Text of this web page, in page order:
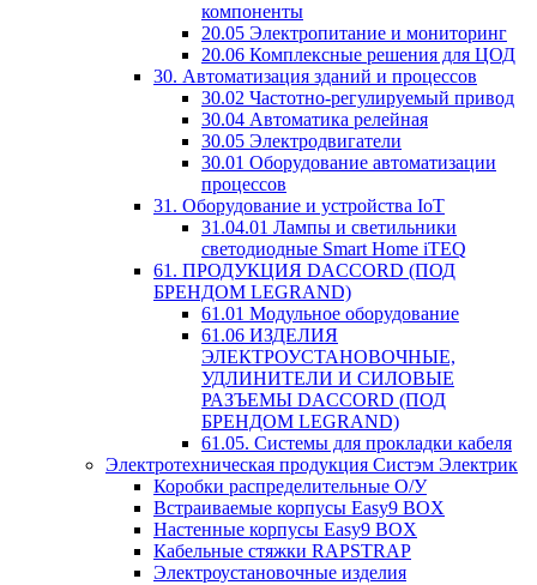
компоненты
20.05 Электропитание и мониторинг
20.06 Комплексные решения для ЦОД
30. Автоматизация зданий и процессов
30.02 Частотно-регулируемый привод
30.04 Автоматика релейная
30.05 Электродвигатели
30.01 Оборудование автоматизации
процессов
31. Оборудование и устройства IoT
31.04.01 Лампы и светильники
светодиодные Smart Home iTEQ
61. ПРОДУКЦИЯ DACCORD (ПОД
БРЕНДОМ LEGRAND)
61.01 Модульное оборудование
61.06 ИЗДЕЛИЯ
ЭЛЕКТРОУСТАНОВОЧНЫЕ,
УДЛИНИТЕЛИ И СИЛОВЫЕ
РАЗЪЕМЫ DACCORD (ПОД
БРЕНДОМ LEGRAND)
61.05. Системы для прокладки кабеля
Электротехническая продукция Систэм Электрик
Коробки распределительные О/У
Встраиваемые корпусы Easy9 BOX
Настенные корпусы Easy9 BOX
Кабельные стяжки RAPSTRAP
Электроустановочные изделия